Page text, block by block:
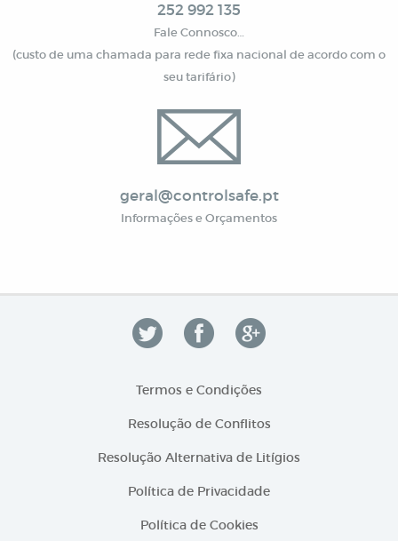
252 992 135
Fale Connosco…
(custo de uma chamada para rede fixa nacional de acordo com o
seu tarifário)
geral@controlsafe.pt
Informações e Orçamentos
Termos e Condições
Resolução de Conflitos
Resolução Alternativa de Litígios
Política de Privacidade
Política de Cookies